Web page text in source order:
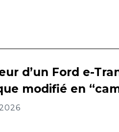
d’un Ford e-
modifié en